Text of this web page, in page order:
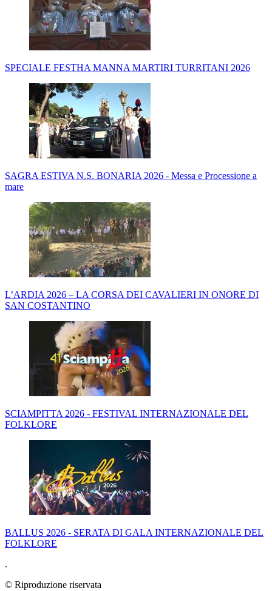
SPECIALE FESTHA MANNA MARTIRI TURRITANI 2026
SAGRA ESTIVA N.S. BONARIA 2026 - Messa e Processione a
mare
L’ARDIA 2026 – LA CORSA DEI CAVALIERI IN ONORE DI
SAN COSTANTINO
SCIAMPITTA 2026 - FESTIVAL INTERNAZIONALE DEL
FOLKLORE
BALLUS 2026 - SERATA DI GALA INTERNAZIONALE DEL
FOLKLORE
.
© Riproduzione riservata